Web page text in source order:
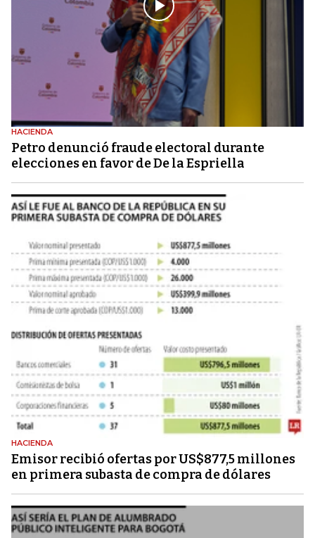
HACIENDA
Petro denunció fraude electoral durante
elecciones en favor de De la Espriella
HACIENDA
Emisor recibió ofertas por US$877,5 millones
en primera subasta de compra de dólares